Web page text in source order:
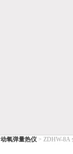
氧弹量热仪 > ZDHW-8A